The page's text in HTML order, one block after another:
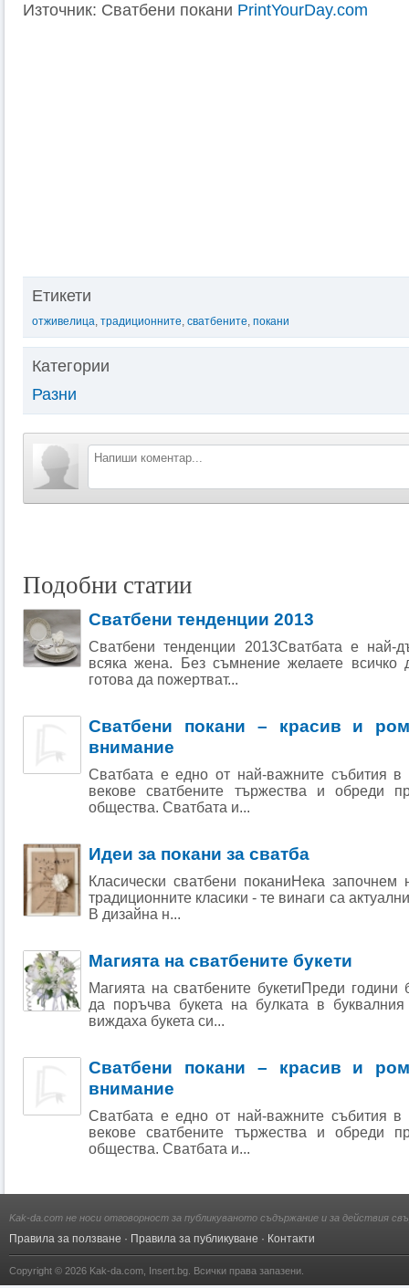
Източник: Сватбени покани PrintYourDay.com
Етикети
отживелица, традиционните, сватбените, покани
Категории
Разни
Подобни статии
Сватбени тенденции 2013
Сватбени тенденции 2013Сватбата е най-
всяка жена. Без съмнение желаете всичко
готова да пожертват...
Сватбени покани – красив и
внимание
Сватбата е едно от най-важните събития
векове сватбените тържества и обреди
общества. Сватбата и...
Идеи за покани за сватба
Класически сватбени поканиНека започнем
традиционните класики - те винаги са
В дизайна н...
Магията на сватбените букети
Магията на сватбените букетиПреди
да поръчва букета на булката в
виждаха букета си...
Сватбени покани – красив и
внимание
Сватбата е едно от най-важните събития
векове сватбените тържества и обреди
общества. Сватбата и...
Kak-da.com не носи отговорност за публикуваното съдържание и за действия
Правила за ползване · Правила за публикуване · Контакти
Copyright © 2026 Kak-da.com Insert.bg . Всички права запазени.